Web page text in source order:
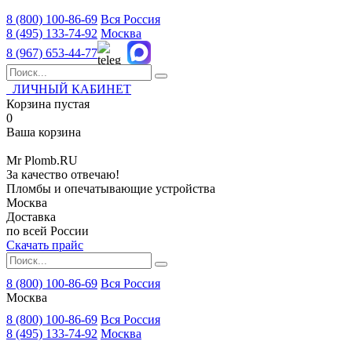
8 (800) 100-86-69 Вся Россия
8 (495) 133-74-92 Москва
8 (967) 653-44-77
ЛИЧНЫЙ КАБИНЕТ
Корзина пустая
0
Ваша корзина
MrPlomb.RU
За качество отвечаю!
Пломбы и опечатывающие устройства
Москва
Доставка
по всей России
Скачать прайс
8 (800) 100-86-69 Вся Россия
Москва
8 (800) 100-86-69 Вся Россия
8 (495) 133-74-92 Москва